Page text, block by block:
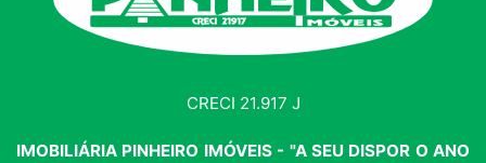
CRECI 21.917 J
IMOBILIÁRIA PINHEIRO IMÓVEIS - "A SEU DISPOR O ANO